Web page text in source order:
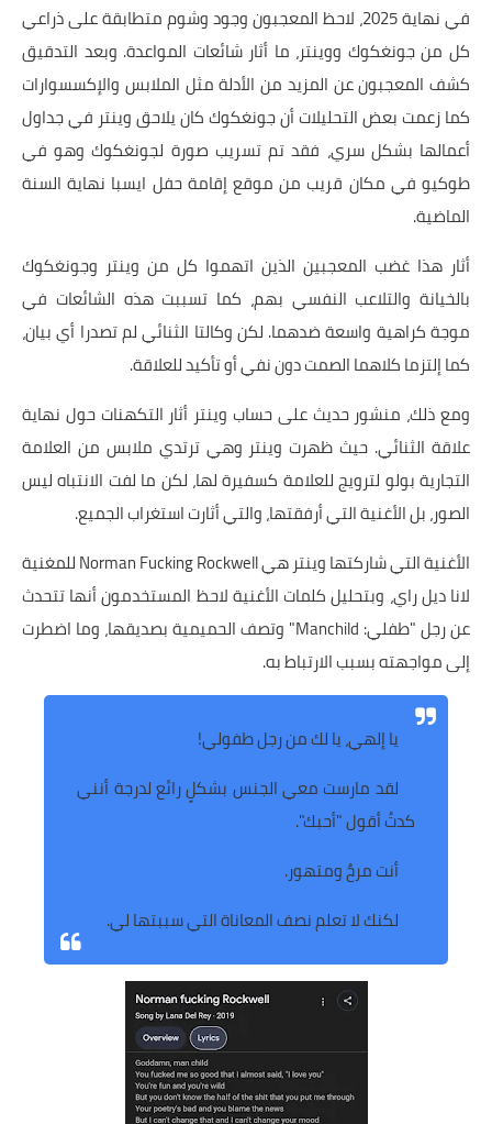
في نهاية 2025، لاحظ المعجبون وجود وشوم متطابقة على ذراعي
كل من جونغكوك ووينتر، ما أثار شائعات المواعدة. وبعد التدقيق
كشف المعجبون عن المزيد من الأدلة مثل الملابس والإكسسوارات
كما زعمت بعض التحليلات أن جونغكوك كان يلاحق وينتر في جداول
أعمالها بشكل سري، فقد تم تسريب صورة لجونغكوك وهو في
طوكيو في مكان قريب من موقع إقامة حفل ايسبا نهاية السنة
الماضية.
أثار هذا غضب المعجبين الذين اتهموا كل من وينتر وجونغكوك
بالخيانة والتلاعب النفسي بهم، كما تسببت هذه الشائعات في
موجة كراهية واسعة ضدهما. لكن وكالتا الثنائي لم تصدرا أي بيان،
كما إلتزما كلاهما الصمت دون نفي أو تأكيد للعلاقة.
ومع ذلك، منشور حديث على حساب وينتر أثار التكهنات حول نهاية
علاقة الثنائي. حيث ظهرت وينتر وهي ترتدي ملابس من العلامة
التجارية بولو لترويج للعلامة كسفيرة لها، لكن ما لفت الانتباه ليس
الصور، بل الأغنية التي أرفقتها، والتي أثارت استغراب الجميع.
الأغنية التي شاركتها وينتر هي Norman Fucking Rockwell للمغنية
لانا ديل راي، وبتحليل كلمات الأغنية لاحظ المستخدمون أنها تتحدث
عن رجل "طفلي: Manchild" وتصف الحميمية بصديقها، وما اضطرت
إلى مواجهته بسبب الارتباط به.
يا إلهي، يا لك من رجل طفولي!
لقد مارست معي الجنس بشكلٍ رائع لدرجة أنني
كدتُ أقول "أحبك".
أنت مرحٌ ومتهور.
لكنك لا تعلم نصف المعاناة التي سببتها لي.